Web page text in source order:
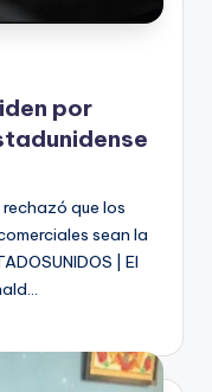
por
que los
sean la
| El